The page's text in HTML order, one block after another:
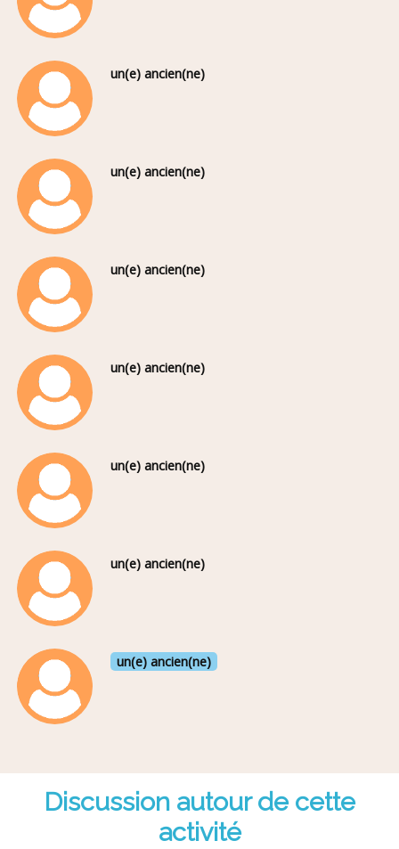
un(e) ancien(ne)
un(e) ancien(ne)
un(e) ancien(ne)
un(e) ancien(ne)
un(e) ancien(ne)
un(e) ancien(ne)
un(e) ancien(ne)
Discussion autour de cette
activité